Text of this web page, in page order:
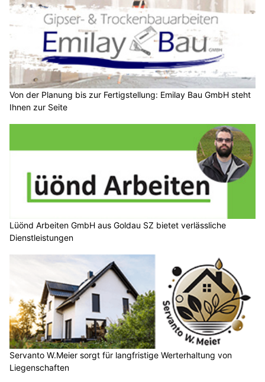
Von der Planung bis zur Fertigstellung: Emilay Bau GmbH steht
Ihnen zur Seite
Lüönd Arbeiten GmbH aus Goldau SZ bietet verlässliche
Dienstleistungen
Servanto W.Meier sorgt für langfristige Werterhaltung von
Liegenschaften